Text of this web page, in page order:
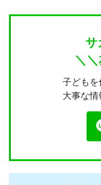
サ
＼
子どもを
大事な情